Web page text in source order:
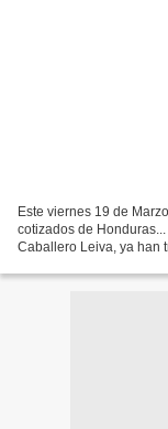
Este viernes 19 de
cotizados de
Caballero Leiva, ya han